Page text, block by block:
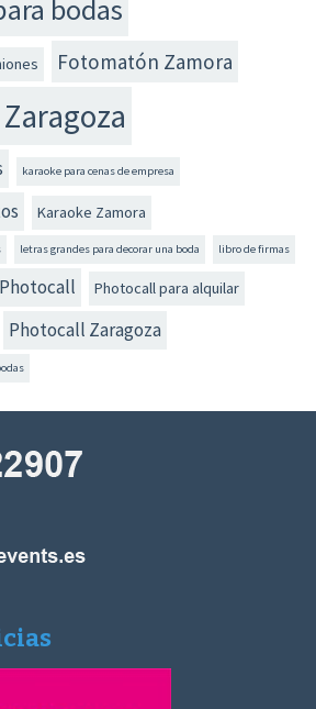
bodas
Fotomatón Zamora
karaoke para cenas de empresa
Karaoke Zamora
letras grandes para decorar una boda libro de firmas
Photocall Photocall para alquilar
Photocall Zaragoza